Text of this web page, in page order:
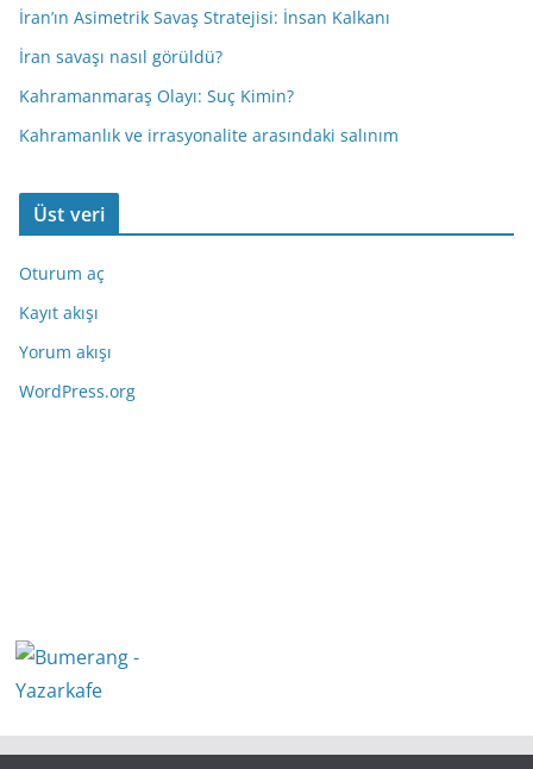
İran’ın Asimetrik Savaş Stratejisi: İnsan Kalkanı
İran savaşı nasıl görüldü?
Kahramanmaraş Olayı: Suç Kimin?
Kahramanlık ve irrasyonalite arasındaki salınım
Üst veri
Oturum aç
Kayıt akışı
Yorum akışı
WordPress.org